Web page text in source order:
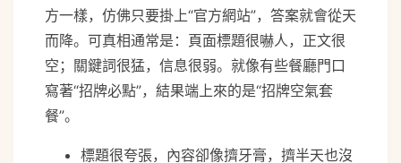
方一樣，仿佛只要掛上“官方網站”，答案就會從天
而降。可真相通常是：頁面標題很嚇人，正文很
空；關鍵詞很猛，信息很弱。就像有些餐廳門口
寫著“招牌必點”，結果端上來的是“招牌空氣套
餐”。
標題很夸張，內容卻像擠牙膏，擠半天也沒